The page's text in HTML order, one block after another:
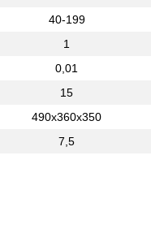
40-199
1
0,01
15
490x360x350
7,5